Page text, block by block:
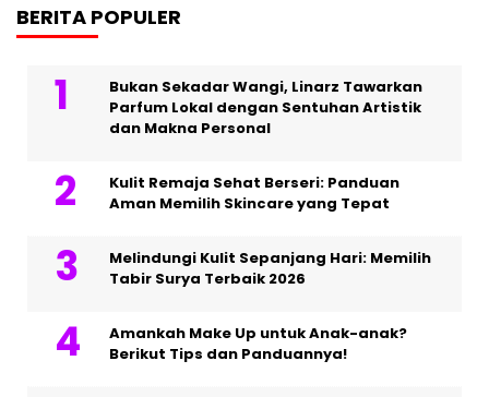
BERITA POPULER
Bukan Sekadar Wangi, Linarz Tawarkan
Parfum Lokal dengan Sentuhan Artistik
dan Makna Personal
Kulit Remaja Sehat Berseri: Panduan
Aman Memilih Skincare yang Tepat
Melindungi Kulit Sepanjang Hari: Memilih
Tabir Surya Terbaik 2026
Amankah Make Up untuk Anak-anak?
Berikut Tips dan Panduannya!